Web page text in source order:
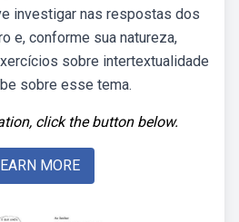
investigar nas respostas dos
e, conforme sua natureza,
sobre intertextualidade
sobre esse tema.
click the button below.
MORE